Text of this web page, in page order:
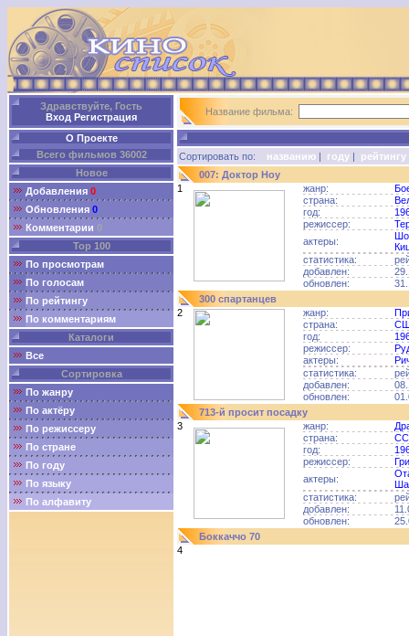
Здравствуйте, Гость
Вход Регистрация
О Проекте
Всего фильмов 36002
Новое
Добавления 0
Обновления 0
Комментарии 0
Top 100
По просмотрам
По голосам
По рейтингу
По комментариям
Каталоги
Все
Сортировка
По жанру
По актёру
По режиссеру
По стране
По году
По языку
По алфавиту
Название фильма:
Сортировать по: названию | году | рейтингу
007: Доктор Ноу
1
жанр:
страна:
год:
режиссер:
актеры:
статистика:
добавлен:
обновлен:
300 спартанцев
2
жанр:
страна:
год:
режиссер:
актеры:
статистика:
добавлен:
обновлен:
713-й просит посадку
3
жанр:
страна:
год:
режиссер:
актеры:
статистика:
добавлен:
обновлен:
Боккаччо 70
4